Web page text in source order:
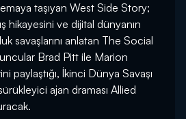
taşıyan West Side Story;
hikayesini ve dijital dünyanın
savaşlarını anlatan The Social
Brad Pitt ile Marion
paylaştığı, İkinci Dünya Savaşı
ajan draması Allied